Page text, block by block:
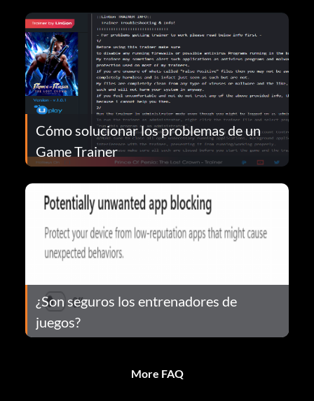
Cómo solucionar los problemas de un
Game Trainer
¿Son seguros los entrenadores de
juegos?
More FAQ